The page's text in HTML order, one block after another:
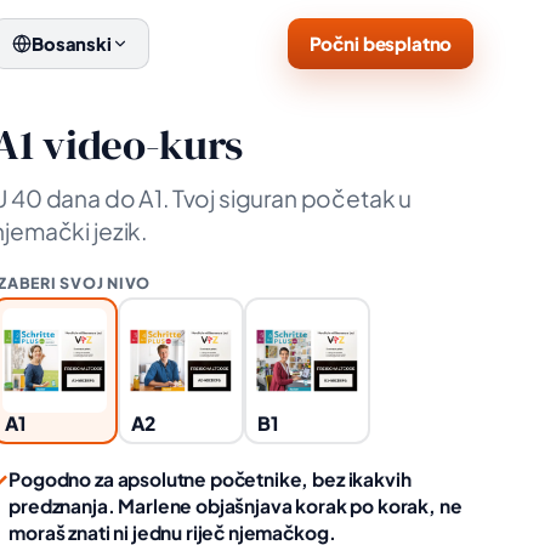
Bosanski Počni besplatno
video-kurs
40 dana do A1. Tvoj siguran početak u
jezik.
SVOJ NIVO
A1 A2 B1
Pogodno za apsolutne početnike, bez ikakvih
predznanja. Marlene objašnjava korak po korak, ne
moraš znati ni jednu riječ njemačkog.